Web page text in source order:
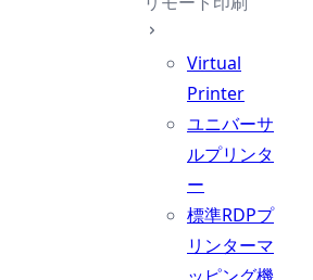
Virtual
Printer
ユニバーサ
ルプリンタ
ー
標準RDPプ
リンターマ